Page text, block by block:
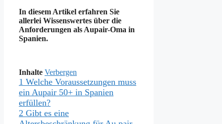
In diesem Artikel erfahren Sie
allerlei Wissenswertes über die
Anforderungen als Aupair-Oma in
Spanien.
Inhalte Verbergen
1 Welche Voraussetzungen muss
ein Aupair 50+ in Spanien
erfüllen?
2 Gibt es eine